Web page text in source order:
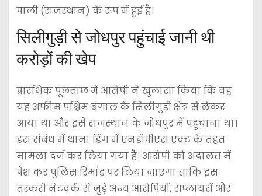
पाली (राजस्थान) के रूप में हुई है।
सिलीगुड़ी से जोधपुर पहुंचाई जानी थी
करोड़ों की खेप
प्रारंभिक पूछताछ में आरोपी ने खुलासा किया कि वह
यह अफीम पश्चिम बंगाल के सिलीगुड़ी क्षेत्र से लेकर
आया था और इसे राजस्थान के जोधपुर में पहुंचाना था।
इस संबंध में थाना डिंग में एनडीपीएस एक्ट के तहत
मामला दर्ज कर लिया गया है। आरोपी को अदालत में
पेश कर पुलिस रिमांड पर लिया जाएगा ताकि इस
तस्करी नेटवर्क से जुड़े अन्य आरोपियों, सप्लायरों और